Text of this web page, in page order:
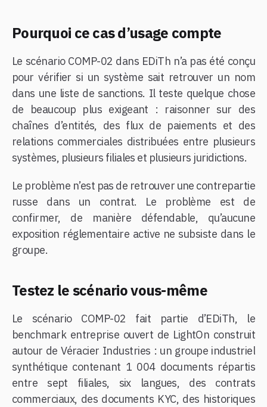
Pourquoi ce cas d’usage compte
Le scénario COMP-02 dans EDiTh n’a pas été conçu
pour vérifier si un système sait retrouver un nom
dans une liste de sanctions. Il teste quelque chose
de beaucoup plus exigeant : raisonner sur des
chaînes d’entités, des flux de paiements et des
relations commerciales distribuées entre plusieurs
systèmes, plusieurs filiales et plusieurs juridictions.
Le problème n’est pas de retrouver une contrepartie
russe dans un contrat. Le problème est de
confirmer, de manière défendable, qu’aucune
exposition réglementaire active ne subsiste dans le
groupe.
Testez le scénario vous-même
Le scénario COMP-02 fait partie d’EDiTh, le
benchmark entreprise ouvert de LightOn construit
autour de Véracier Industries : un groupe industriel
synthétique contenant 1 004 documents répartis
entre sept filiales, six langues, des contrats
commerciaux, des documents KYC, des historiques